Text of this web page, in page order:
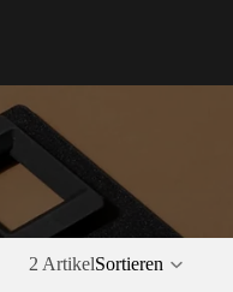
2 ArtikelSortieren